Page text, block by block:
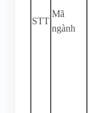
STT
Mã
ngành